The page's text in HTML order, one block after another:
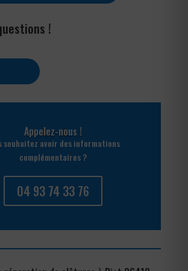
!
Appelez-nous !
souhaitez avoir des informations
complémentaires ?
04 93 74 33 76